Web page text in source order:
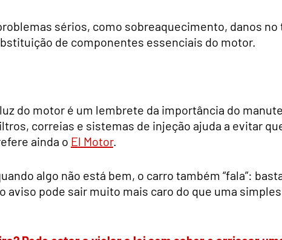
sérios, como sobreaquecimento, danos no
de componentes essenciais do motor.
do motor é um lembrete da importância do
correias e sistemas de injeção ajuda a evitar
ainda o El Motor.
algo não está bem, o carro também “fala”:
aviso pode sair muito mais caro do que uma